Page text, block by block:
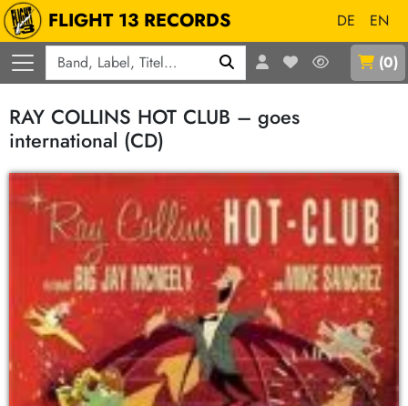
FLIGHT 13 RECORDS DE
EN
(0)
RAY COLLINS HOT CLUB – goes
international (CD)